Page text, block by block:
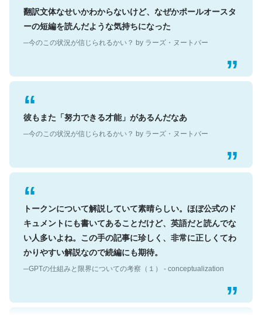
翻訳文体なせいかわからないけど、なぜかポールオースタ
ーの短編を読んだような気持ちになった
─今のこの状況が信じられるかい？ by ラーズ・ヌートバー
彼もまた「努力できる才能」があるんだなあ
─今のこの状況が信じられるかい？ by ラーズ・ヌートバー
トークンについて解説していて素晴らしい。ほぼ公式のド
キュメントにも書いてあることだけど、英語だと読んでな
い人多いよね。この手の記事に珍しく、非常に正しくてわ
かりやすい解説なので続編にも期待。
─GPTの仕組みと限界についての考察（１） - conceptualization